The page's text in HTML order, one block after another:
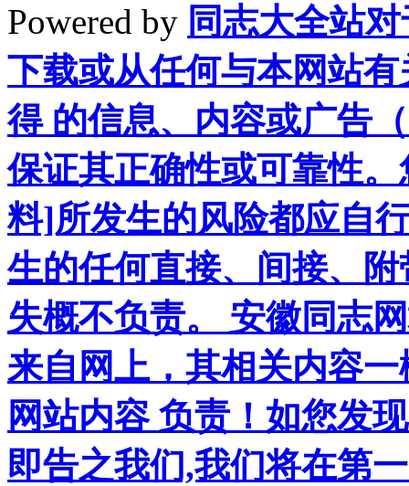
Powered by 同志大全站
下载或从任何与本网站
得 的信息、内容或广告
保证其正确性或可靠性
料]所发生的风险都应自
生的任何直接、间接、
失概不负责。 安徽同志
来自网上，其相关内容
网站内容 负责！如您发
即告之我们,我们将在第